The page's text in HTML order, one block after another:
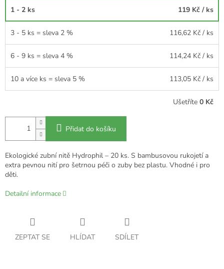
1 - 2 ks 119 Kč / ks
3 - 5 ks = sleva 2 % 116,62 Kč / ks
6 - 9 ks = sleva 4 % 114,24 Kč / ks
10 a více ks = sleva 5 % 113,05 Kč / ks
Ušetříte 0 Kč
Přidat do košíku
Ekologické zubní nitě Hydrophil – 20 ks. S bambusovou rukojetí a
extra pevnou nití pro šetrnou péči o zuby bez plastu. Vhodné i pro
děti.
Detailní informace
ZEPTAT SE HLÍDAT SDÍLET